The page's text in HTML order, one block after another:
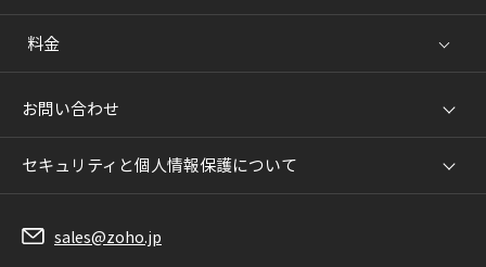
料金
お問い合わせ
セキュリティと個人情報保護について
sales@zoho.jp